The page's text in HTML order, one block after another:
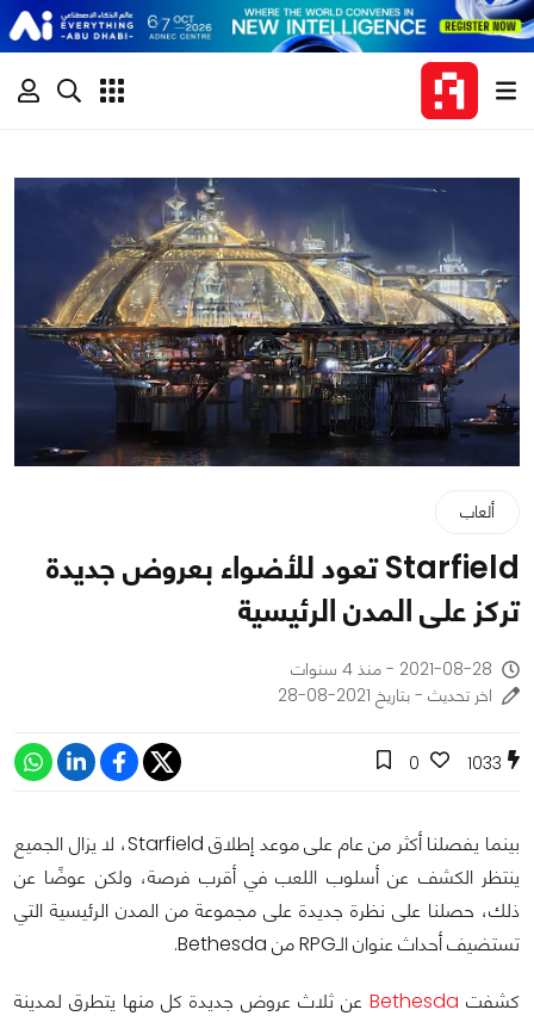
ألعاب
Starfield تعود للأضواء بعروض جديدة
تركز على المدن الرئيسية
2021-08-28 - منذ 4 سنوات
اخر تحديث - بتاريخ 2021-08-28
1033
0
بينما يفصلنا أكثر من عام على موعد إطلاق Starfield، لا يزال الجميع
ينتظر الكشف عن أسلوب اللعب في أقرب فرصة، ولكن عوضًا عن
ذلك، حصلنا على نظرة جديدة على مجموعة من المدن الرئيسية التي
تستضيف أحداث عنوان الـRPG من Bethesda.
كشفت Bethesda عن ثلاث عروض جديدة كل منها يتطرق لمدينة